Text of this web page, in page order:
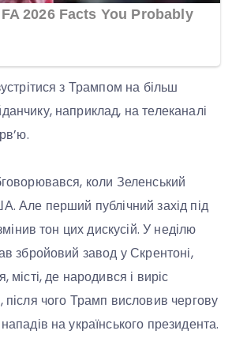
з Трампом на більш
наприклад, на телеканалі
коли Зеленський
Але перший публічний захід під
тон цих дискусій. У неділю
збройовий завод у Скрентоні,
місті, де народився і виріс
чого Трамп висловив чергову
на українського президента.